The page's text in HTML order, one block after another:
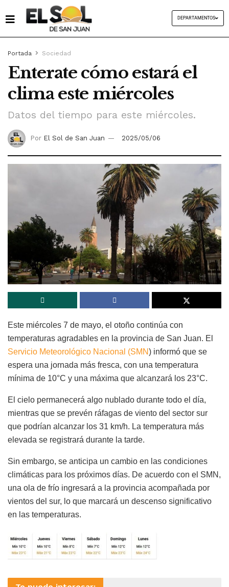
DEPARTAMENTOS
Portada Sociedad
Enterate cómo estará el
clima este miércoles
Datos del tiempo para este miércoles.
Por El Sol de San Juan 2025/05/06
Este miércoles 7 de mayo, el otoño continúa con
temperaturas agradables en la provincia de San Juan. El
Servicio Meteorológico Nacional (SMN) informó que se
espera una jornada más fresca, con una temperatura
mínima de 10°C y una máxima que alcanzará los 23°C.
El cielo permanecerá algo nublado durante todo el día,
mientras que se prevén ráfagas de viento del sector sur
que podrían alcanzar los 31 km/h. La temperatura más
elevada se registrará durante la tarde.
Sin embargo, se anticipa un cambio en las condiciones
climáticas para los próximos días. De acuerdo con el SMN,
una ola de frío ingresará a la provincia acompañada por
vientos del sur, lo que marcará un descenso significativo
en las temperaturas.